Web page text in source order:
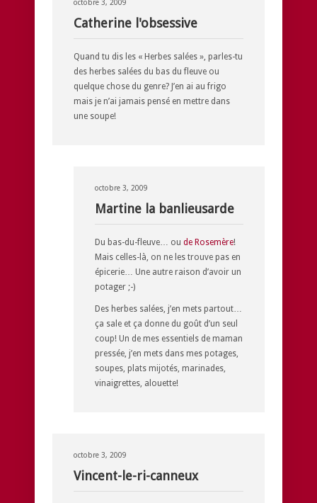
octobre 3, 2009
Catherine l'obsessive
Quand tu dis les « Herbes salées », parles-tu
des herbes salées du bas du fleuve ou
quelque chose du genre? J’en ai au frigo
mais je n’ai jamais pensé en mettre dans
une soupe!
octobre 3, 2009
Martine la banlieusarde
Du bas-du-fleuve… ou de Rosemère!
Mais celles-là, on ne les trouve pas en
épicerie… Une autre raison d’avoir un
potager ;-)
Des herbes salées, j’en mets partout…
ça sale et ça donne du goût d’un seul
coup! Un de mes essentiels de maman
pressée, j’en mets dans mes potages,
soupes, plats mijotés, marinades,
vinaigrettes, alouette!
octobre 3, 2009
Vincent-le-ri-canneux